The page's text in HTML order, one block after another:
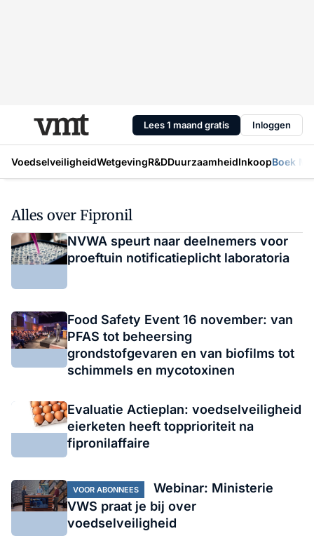
Lees 1 maand gratis Inloggen
VoedselveiligheidWetgevingR&DDuurzaamheidInkoopBoek
Alles over Fipronil
NVWA speurt naar deelnemers voor
proeftuin notificatieplicht laboratoria
Food Safety Event 16 november: van
PFAS tot beheersing
grondstofgevaren en van biofilms tot
schimmels en mycotoxinen
Evaluatie Actieplan: voedselveiligheid
eierketen heeft topprioriteit na
fipronilaffaire
VOOR ABONNEES
Webinar: Ministerie
VWS praat je bij over
voedselveiligheid